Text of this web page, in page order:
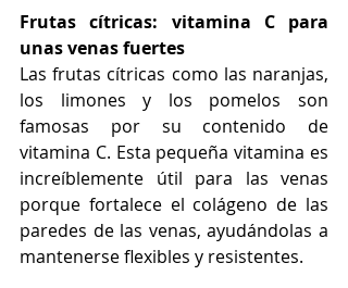
Frutas cítricas: vitamina C para
unas venas fuertes
Las frutas cítricas como las naranjas,
los limones y los pomelos son
famosas por su contenido de
vitamina C. Esta pequeña vitamina es
increíblemente útil para las venas
porque fortalece el colágeno de las
paredes de las venas, ayudándolas a
mantenerse flexibles y resistentes.